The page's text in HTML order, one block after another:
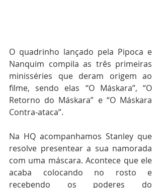
O quadrinho lançado pela Pipoca e
Nanquim compila as três primeiras
minisséries que deram origem ao
filme, sendo elas “O Máskara”, “O
Retorno do Máskara” e “O Máskara
Contra-ataca”.
Na HQ acompanhamos Stanley que
resolve presentear a sua namorada
com uma máscara. Acontece que ele
acaba colocando no rosto e
recebendo os poderes do